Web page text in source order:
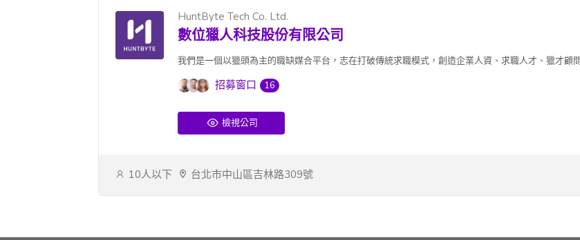
HuntByte Tech Co. Ltd.
數位獵人科技股份有限公司
我們是一個以獵頭為主的職缺媒合平台，志在打破傳統求職模式，創造企業人資、求職人才、獵才顧
招募窗口 16
檢視公司
10人以下 台北市中山區吉林路309號